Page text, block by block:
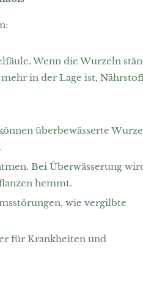
Wenn die Wurzeln
in der Lage ist,
überbewässerte
Bei Überwässerung
hemmt.
wie vergilbte
für Krankheiten und